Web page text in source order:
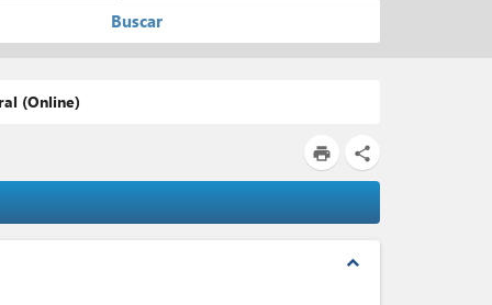
Buscar
(Online)
print share
expand_less